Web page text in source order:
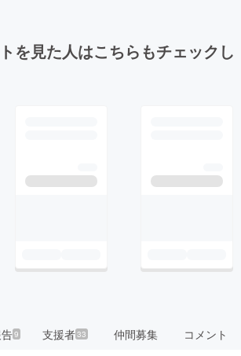
を見た人はこちらもチェックし
9 支援者33 仲間募集 コメント